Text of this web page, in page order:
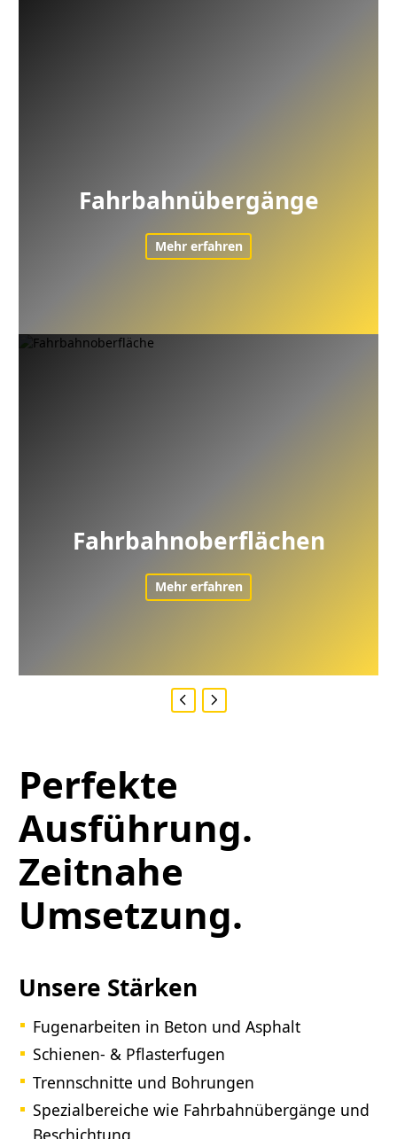
Fahrbahnübergänge
Mehr erfahren
Fahrbahnoberflächen
Mehr erfahren
Perfekte
Ausführung.
Zeitnahe
Umsetzung.
Unsere Stärken
Fugenarbeiten in Beton und Asphalt
Schienen- & Pflasterfugen
Trennschnitte und Bohrungen
Spezialbereiche wie Fahrbahnübergänge und
Beschichtung